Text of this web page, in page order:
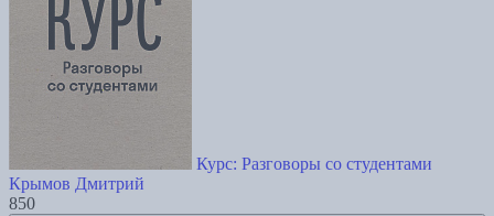
Курс: Разговоры со студентами
Крымов Дмитрий
850